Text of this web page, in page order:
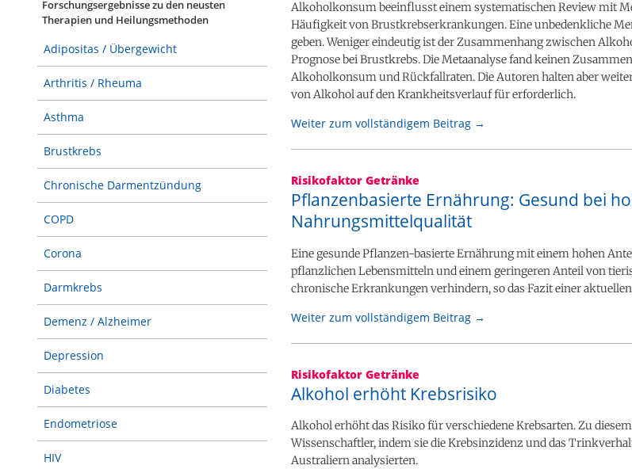
Forschungs­ergebnisse zu den neusten
Therapien und Heilungsmethoden
Adipositas / Übergewicht
Arthritis / Rheuma
Asthma
Brustkrebs
Chronische Darmentzündung
COPD
Corona
Darmkrebs
Demenz / Alzheimer
Depression
Diabetes
Endometriose
HIV
Alkoholkonsum beeinflusst einem systematischen Review mit
Häufigkeit von Brustkrebserkrankungen. Eine unbedenkliche
geben. Weniger eindeutig ist der Zusammenhang zwischen
Prognose bei Brustkrebs. Die Metaanalyse fand keinen
Alkoholkonsum und Rückfallraten. Die Autoren halten aber
von Alkohol auf den Krankheitsverlauf für erforderlich.
Weiter zum vollständigem Beitrag →
Risikofaktor Getränke
Pflanzenbasierte Ernährung: Gesund bei
Nahrungsmittelqualität
Eine gesunde Pflanzen-basierte Ernährung mit einem hohen
pflanzlichen Lebensmitteln und einem geringeren Anteil von
chronische Erkrankungen verhindern, so das Fazit einer
Weiter zum vollständigem Beitrag →
Risikofaktor Getränke
Alkohol erhöht Krebsrisiko
Alkohol erhöht das Risiko für verschiedene Krebsarten. Zu
Wissenschaftler, indem sie die Krebsinzidenz und das
Australiern analysierten.